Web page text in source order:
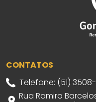
CONTATOS
Telefone: (51)
Rua Ramiro